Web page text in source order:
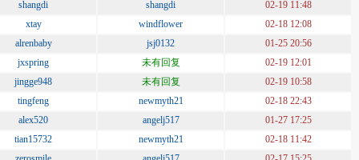
shangdi shangdi
02-19 11:48
xtay windflower
02-18 12:08
alrenbaby jsj0132
01-25 20:56
jxspring 未有回复
02-19 12:01
jingge948 未有回复
02-19 10:58
tingfeng newmyth21
02-18 22:43
alex520 angelj517
01-27 17:25
tian15732 newmyth21
02-18 11:42